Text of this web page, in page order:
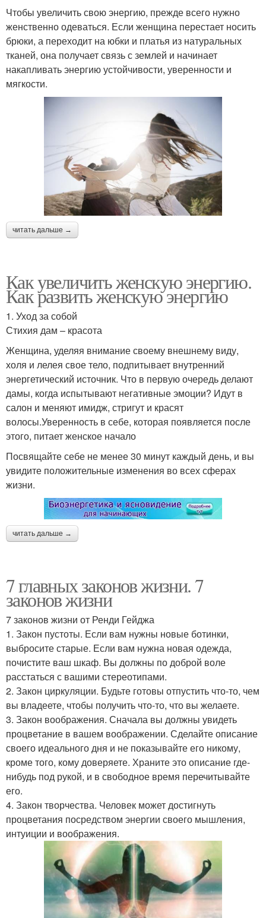
Чтобы увеличить свою энергию, прежде всего нужно
женственно одеваться. Если женщина перестает носить
брюки, а переходит на юбки и платья из натуральных
тканей, она получает связь с землей и начинает
накапливать энергию устойчивости, уверенности и
мягкости.
читать дальше →
Как увеличить женскую энергию.
Как развить женскую энергию
1. Уход за собой
Стихия дам – красота
Женщина, уделяя внимание своему внешнему виду,
холя и лелея свое тело, подпитывает внутренний
энергетический источник. Что в первую очередь делают
дамы, когда испытывают негативные эмоции? Идут в
салон и меняют имидж, стригут и красят
волосы.Уверенность в себе, которая появляется после
этого, питает женское начало
Посвящайте себе не менее 30 минут каждый день, и вы
увидите положительные изменения во всех сферах
жизни.
читать дальше →
7 главных законов жизни. 7
законов жизни
7 законов жизни от Ренди Гейджа
1. Закон пустоты. Если вам нужны новые ботинки,
выбросите старые. Если вам нужна новая одежда,
почистите ваш шкаф. Вы должны по доброй воле
расстаться с вашими стереотипами.
2. Закон циркуляции. Будьте готовы отпустить что-то, чем
вы владеете, чтобы получить что-то, что вы желаете.
3. Закон воображения. Сначала вы должны увидеть
процветание в вашем воображении. Сделайте описание
своего идеального дня и не показывайте его никому,
кроме того, кому доверяете. Храните это описание где-
нибудь под рукой, и в свободное время перечитывайте
его.
4. Закон творчества. Человек может достигнуть
процветания посредством энергии своего мышления,
интуиции и воображения.